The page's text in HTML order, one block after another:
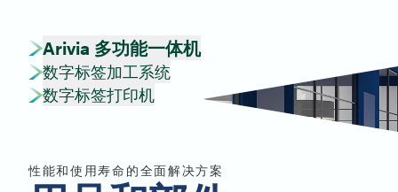
Arivia 多功能一体机
数字标签加工系统
数字标签打印机
性能和使用寿命的全面解决方案